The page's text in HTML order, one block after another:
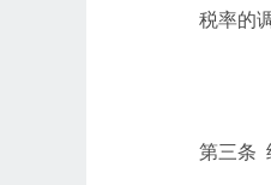
税率的
第三条